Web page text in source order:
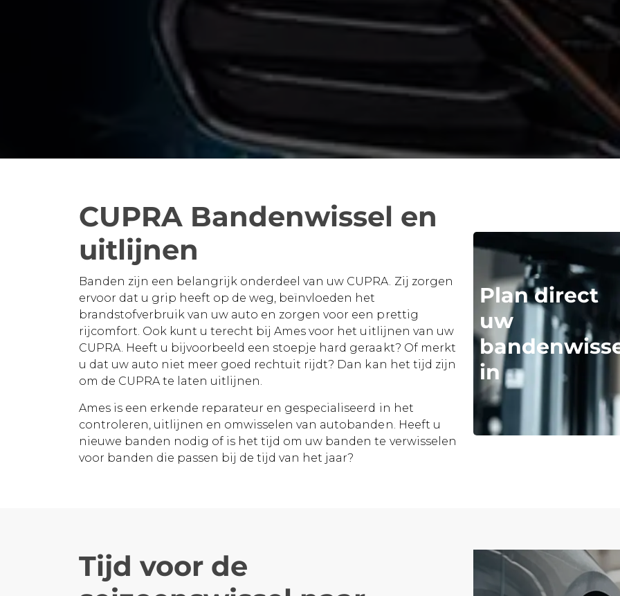
CUPRA Bandenwissel en
uitlijnen
Banden zijn een belangrijk onderdeel van uw CUPRA. Zij zorgen
ervoor dat u grip heeft op de weg, beïnvloeden het
brandstofverbruik van uw auto en zorgen voor een prettig
rijcomfort. Ook kunt u terecht bij Ames voor het uitlijnen van uw
CUPRA. Heeft u bijvoorbeeld een stoepje hard geraakt? Of merkt
u dat uw auto niet meer goed rechtuit rijdt? Dan kan het tijd zijn
om de CUPRA te laten uitlijnen.
Ames is een erkende reparateur en gespecialiseerd in het
controleren, uitlijnen en omwisselen van autobanden. Heeft u
nieuwe banden nodig of is het tijd om uw banden te verwisselen
voor banden die passen bij de tijd van het jaar?
Plan direct
uw
in
Tijd voor de